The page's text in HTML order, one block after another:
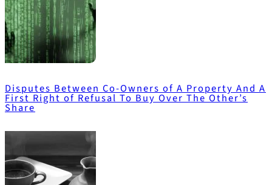
Disputes Between Co-Owners of A Property And A
First Right of Refusal To Buy Over The Other’s
Share